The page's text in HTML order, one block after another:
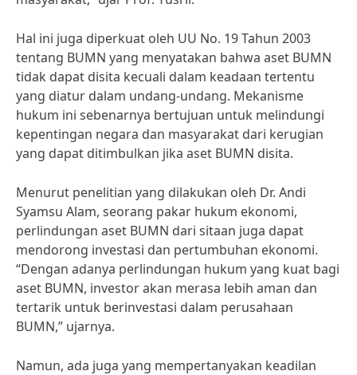
Hal ini juga diperkuat oleh UU No. 19 Tahun 2003
tentang BUMN yang menyatakan bahwa aset BUMN
tidak dapat disita kecuali dalam keadaan tertentu
yang diatur dalam undang-undang. Mekanisme
hukum ini sebenarnya bertujuan untuk melindungi
kepentingan negara dan masyarakat dari kerugian
yang dapat ditimbulkan jika aset BUMN disita.
Menurut penelitian yang dilakukan oleh Dr. Andi
Syamsu Alam, seorang pakar hukum ekonomi,
perlindungan aset BUMN dari sitaan juga dapat
mendorong investasi dan pertumbuhan ekonomi.
“Dengan adanya perlindungan hukum yang kuat bagi
aset BUMN, investor akan merasa lebih aman dan
tertarik untuk berinvestasi dalam perusahaan
BUMN,” ujarnya.
Namun, ada juga yang mempertanyakan keadilan